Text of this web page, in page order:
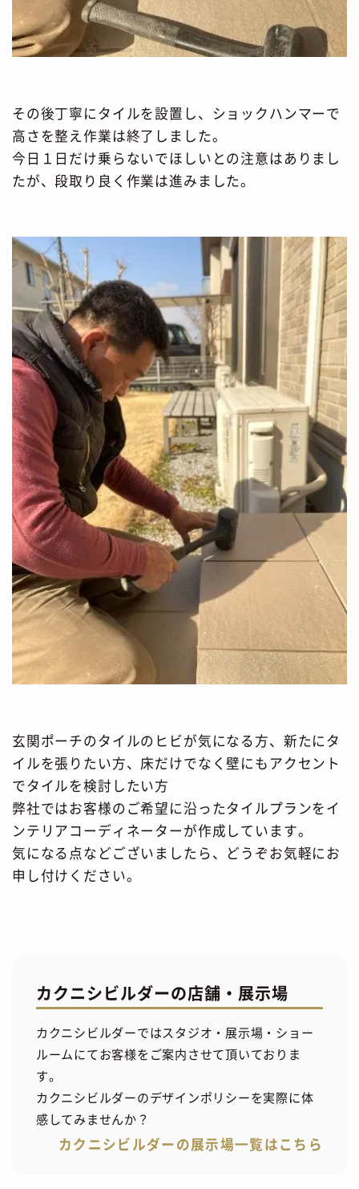
その後丁寧にタイルを設置し、ショックハンマーで
高さを整え作業は終了しました。
今日１日だけ乗らないでほしいとの注意はありまし
たが、段取り良く作業は進みました。
玄関ポーチのタイルのヒビが気になる方、新たにタ
イルを張りたい方、床だけでなく壁にもアクセント
でタイルを検討したい方
弊社ではお客様のご希望に沿ったタイルプランをイ
ンテリアコーディネーターが作成しています。
気になる点などございましたら、どうぞお気軽にお
申し付けください。
カクニシビルダーの店舗・展示場
カクニシビルダーではスタジオ・展示場・ショー
ルームにてお客様をご案内させて頂いておりま
す。
カクニシビルダーのデザインポリシーを実際に体
感してみませんか？
カクニシビルダーの展示場一覧はこちら